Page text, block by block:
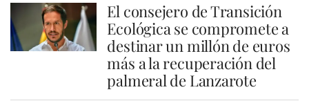
El consejero de Transición
Ecológica se compromete a
destinar un millón de euros
más a la recuperación del
palmeral de Lanzarote